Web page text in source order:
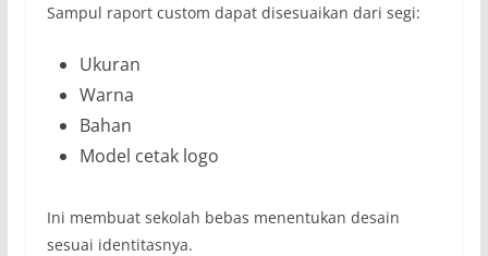
Sampul raport custom dapat disesuaikan dari segi:
Ukuran
Warna
Bahan
Model cetak logo
Ini membuat sekolah bebas menentukan desain
sesuai identitasnya.